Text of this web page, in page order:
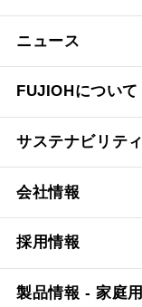
ニュース
FUJIOHについて
サステナビリティ
会社情報
採用情報
製品情報 - 家庭用